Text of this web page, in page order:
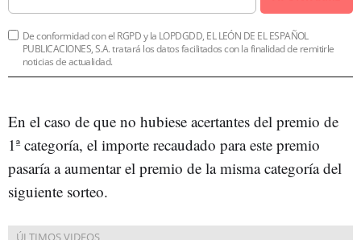
De conformidad con el RGPD y la LOPDGDD, EL LEÓN DE EL ESPAÑOL
PUBLICACIONES, S.A. tratará los datos facilitados con la finalidad de remitirle
noticias de actualidad.
En el caso de que no hubiese acertantes del premio de
1ª categoría, el importe recaudado para este premio
pasaría a aumentar el premio de la misma categoría del
siguiente sorteo.